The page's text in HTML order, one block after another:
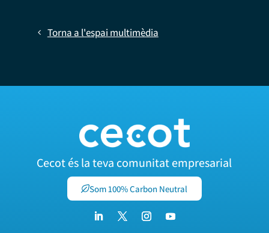
Torna a l'espai multimèdia
Cecot és la teva comunitat empresarial
Som 100% Carbon Neutral